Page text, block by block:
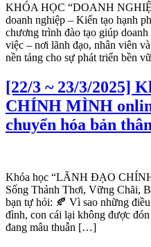
KHÓA HỌC “DOANH
doanh nghiệp – Kiến tạo hạnh
chương trình đào tạo giúp
việc – nơi lãnh đạo, nhân viên
nền tảng cho sự phát triển bền
[22/3 ~ 23/3/2025]
CHÍNH MÌNH
chuyển hóa bản
Khóa học “LÃNH ĐẠO
Sống Thảnh Thơi, Vững Chãi,
bạn tự hỏi: 🍂 Vì sao những
đình, con cái lại không được
đang mâu thuẫn […]